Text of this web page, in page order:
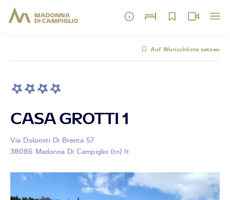
Auf Wunschliste setzen
CASA GROTTI 1
Via Dolomiti Di Brenta 57
38086 Madonna Di Campiglio (tn) It